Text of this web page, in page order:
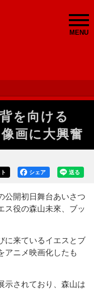
MENU
背を向ける
画に大興奮
送る
シェア
開初日舞台あいさつ
ス役の森山未來、ブッ
に来ているイエスとブ
アニメ映画化したも
されており、森山は